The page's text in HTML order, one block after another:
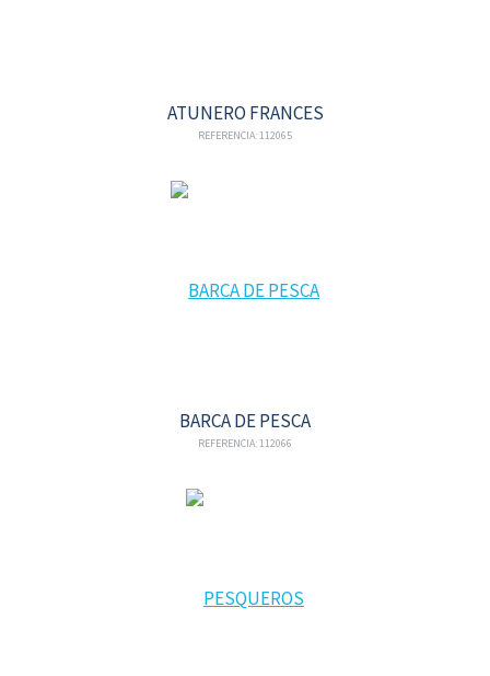
ATUNERO FRANCES
REFERENCIA: 112065
BARCA DE PESCA
REFERENCIA: 112066